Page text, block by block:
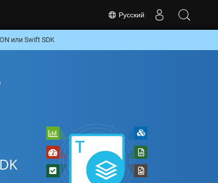
Русский
или Swift SDK